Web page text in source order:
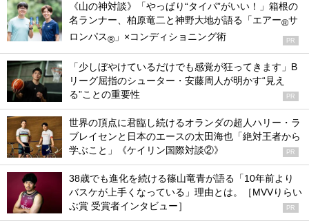
《山の神対談》「やっぱり“タイパ”がいい！」箱根の
名ランナー、柏原竜二と神野大地が語る「エアー®サ
ロンパス® 」×コンディショニング術 PR
「少しぼやけているだけでも感覚が狂ってきます」B
リーグ屈指のシューター・安藤周人が明かす“見え
る”ことの重要性
PR
世界の頂点に君臨し続けるオランダの超人ハリー・ラ
ブレイセンと日本のエースの太田海也「絶対王者から
学ぶこと」《ケイリン国際対談②》
PR
38歳でも進化を続ける篠山竜青が語る「10年前より
バスケが上手くなっている」理由とは。［MVVりらい
ぶ賞 受賞者インタビュー］
PR